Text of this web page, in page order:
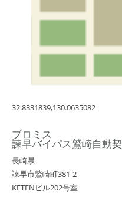
32.8331839,130.0635082
プロミス
諫早バイパス鷲崎自動
長崎県
諫早市鷲崎町381-2
KETENビル202号室